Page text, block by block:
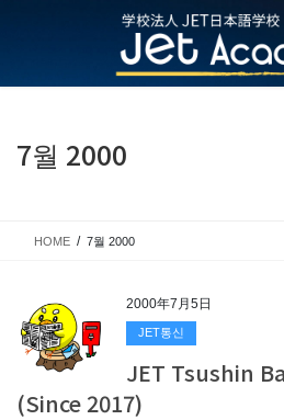
7월 2000
HOME 7월 2000
2000年7月5日
JET통신
JET Tsushin
(Since 2017)